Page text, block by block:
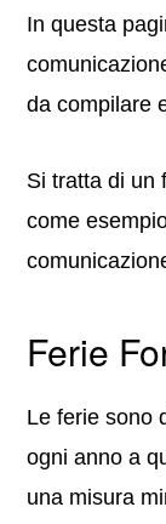
In questa
da compilare
Si tratta di un
come
Ferie
Le ferie sono
ogni anno a
una misura